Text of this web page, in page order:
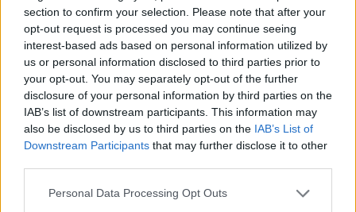
section to confirm your selection. Please note that after your
opt-out request is processed you may continue seeing
interest-based ads based on personal information utilized by
us or personal information disclosed to third parties prior to
your opt-out. You may separately opt-out of the further
disclosure of your personal information by third parties on the
IAB’s list of downstream participants. This information may
also be disclosed by us to third parties on the IAB’s List of
Downstream Participants that may further disclose it to other
Personal Data Processing Opt Outs
Senaste foruminläggen
Detta köpte jag nyss-tråden 9736 svar
Senaste inlägget avJesper328 för 14 minuter sedaniOff topic
ID 4 vs EX 40 ?
hybridbilar